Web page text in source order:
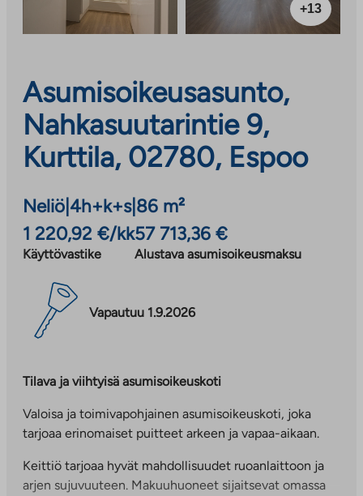
+13
Asumisoikeusasunto,
Nahkasuutarintie 9,
Kurttila, 02780, Espoo
Neliö 4h+k+s| 86 m²
1 220,92 €/kk
Käyttövastike
57 713,36 €
Alustava asumisoikeusmaksu
Vapautuu 1.9.2026
Tilava ja viihtyisä asumisoikeuskoti
Valoisa ja toimivapohjainen asumisoikeuskoti, joka
tarjoaa erinomaiset puitteet arkeen ja vapaa-aikaan.
Keittiö tarjoaa hyvät mahdollisuudet ruoanlaittoon ja
arjen sujuvuuteen. Makuuhuoneet sijaitsevat omassa